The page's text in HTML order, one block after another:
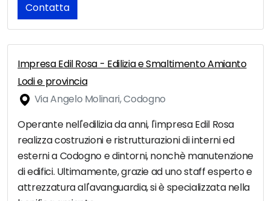
Contatta
Impresa Edil Rosa - Edilizia e Smaltimento Amianto
Lodi e provincia
Via Angelo Molinari, Codogno
Operante nell'edilizia da anni, l'impresa Edil Rosa
realizza costruzioni e ristrutturazioni di interni ed
esterni a Codogno e dintorni, nonchè manutenzione
di edifici. Ultimamente, grazie ad uno staff esperto e
attrezzatura all'avanguardia, si è specializzata nella